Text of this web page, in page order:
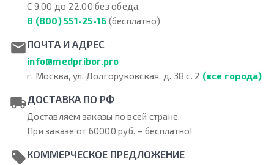
С 9.00 до 22.00 без обеда.
8 (800) 551-25-16 (бесплатно)
ПОЧТА И АДРЕС
info@medpribor.pro
г. Москва, ул. Долгоруковская, д. 38 с. 2 (все города)
ДОСТАВКА ПО РФ
Доставляем заказы по всей стране.
При заказе от 60000 руб. – бесплатно!
КОММЕРЧЕСКОЕ ПРЕДЛОЖЕНИЕ